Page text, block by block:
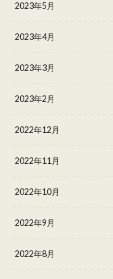
2023年5月
2023年4月
2023年3月
2023年2月
2022年12月
2022年11月
2022年10月
2022年9月
2022年8月